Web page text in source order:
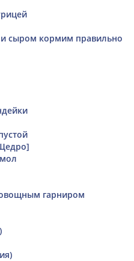
сыром кормим правильно
гарниром